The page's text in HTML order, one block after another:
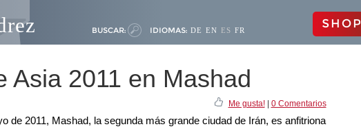
BUSCAR: IDIOMAS: DE EN ES FR SHOP
Asia 2011 en Mashad
Me gusta!| 0 Comentarios
de 2011, Mashad, la segunda más grande ciudad de Irán, es anfitriona